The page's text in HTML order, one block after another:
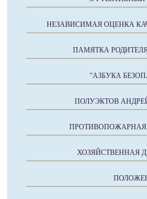
НЕЗАВИСИМАЯ ОЦЕНКА
ПАМЯТКА
"АЗБУКА
ПОЛУЭКТОВ
ПРОТИВОПОЖАРНАЯ
ХОЗЯЙСТВЕННАЯ